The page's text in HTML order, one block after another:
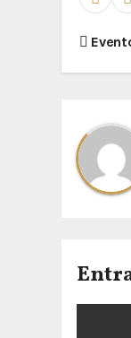
N
a
v
e
g
c
i